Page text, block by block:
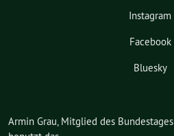
Instagram
Facebook
Bluesky
Armin Grau, Mitglied des Bundestages